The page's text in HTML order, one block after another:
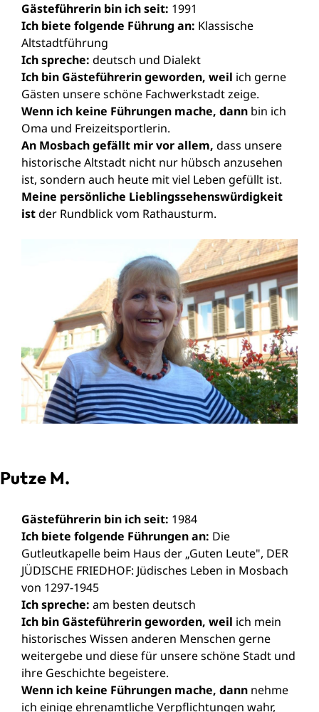
Gästeführerin bin ich seit: 1991
Ich biete folgende Führung an: Klassische
Altstadtführung
Ich spreche: deutsch und Dialekt
Ich bin Gästeführerin geworden, weil ich gerne
Gästen unsere schöne Fachwerkstadt zeige.
Wenn ich keine Führungen mache, dann bin ich
Oma und Freizeitsportlerin.
An Mosbach gefällt mir vor allem, dass unsere
historische Altstadt nicht nur hübsch anzusehen
ist, sondern auch heute mit viel Leben gefüllt ist.
Meine persönliche Lieblingssehenswürdigkeit
istder Rundblick vom Rathausturm.
Putze M.
Gästeführerin bin ich seit: 1984
Ich biete folgende Führungen an: Die
Gutleutkapelle beim Haus der „Guten Leute", DER
JÜDISCHE FRIEDHOF: Jüdisches Leben in Mosbach
von 1297-1945
Ich spreche: am besten deutsch
Ich bin Gästeführerin geworden, weil ich mein
historisches Wissen anderen Menschen gerne
weitergebe und diese für unsere schöne Stadt und
ihre Geschichte begeistere.
Wenn ich keine Führungen mache, dann nehme
ich einige ehrenamtliche Verpflichtungen wahr,